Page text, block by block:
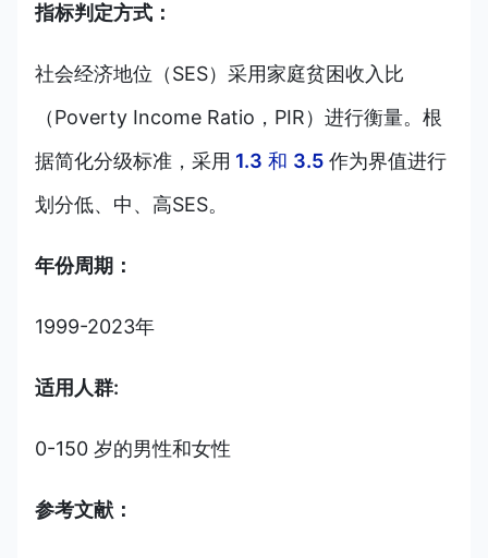
指标判定方式：
社会经济地位（SES）采用家庭贫困收入比
（Poverty Income Ratio，PIR）进行衡量。根
据简化分级标准，采用 1.3 和 3.5 作为界值进行
划分低、中、高SES。
年份周期：
1999-2023年
适用人群:
0-150 岁的男性和女性
参考文献：